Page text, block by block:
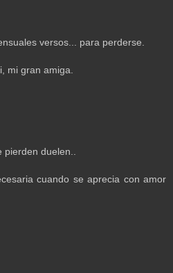
versos... para perderse.
mi gran amiga.
pierden duelen..
cuando se aprecia con amor